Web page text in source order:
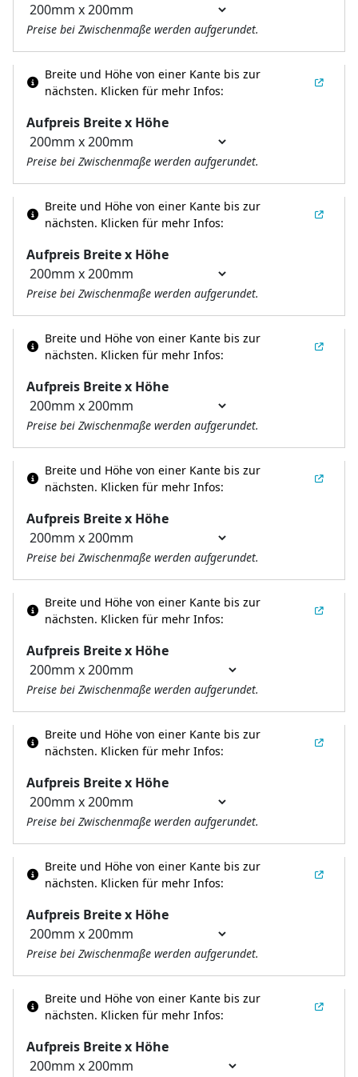
Preise bei Zwischenmaße werden aufgerundet.
Aufpreis Breite x Höhe
Breite und Höhe von einer Kante bis zur
nächsten. Klicken für mehr Infos:
Preise bei Zwischenmaße werden aufgerundet.
Aufpreis Breite x Höhe
Breite und Höhe von einer Kante bis zur
nächsten. Klicken für mehr Infos:
Preise bei Zwischenmaße werden aufgerundet.
Aufpreis Breite x Höhe
Breite und Höhe von einer Kante bis zur
nächsten. Klicken für mehr Infos:
Preise bei Zwischenmaße werden aufgerundet.
Aufpreis Breite x Höhe
Breite und Höhe von einer Kante bis zur
nächsten. Klicken für mehr Infos:
Preise bei Zwischenmaße werden aufgerundet.
Aufpreis Breite x Höhe
Breite und Höhe von einer Kante bis zur
nächsten. Klicken für mehr Infos:
Preise bei Zwischenmaße werden aufgerundet.
Aufpreis Breite x Höhe
Breite und Höhe von einer Kante bis zur
nächsten. Klicken für mehr Infos:
Preise bei Zwischenmaße werden aufgerundet.
Aufpreis Breite x Höhe
Breite und Höhe von einer Kante bis zur
nächsten. Klicken für mehr Infos:
Preise bei Zwischenmaße werden aufgerundet.
Aufpreis Breite x Höhe
Breite und Höhe von einer Kante bis zur
nächsten. Klicken für mehr Infos: